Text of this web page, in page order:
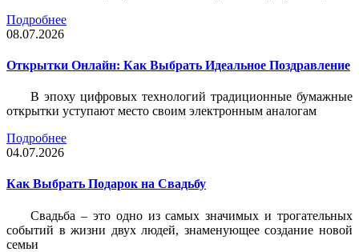
Подробнее
08.07.2026
Открытки Онлайн: Как Выбрать Идеальное Поздравление
В эпоху цифровых технологий традиционные бумажные
открытки уступают место своим электронным аналогам
Подробнее
04.07.2026
Как Выбрать Подарок на Свадьбу
Свадьба – это одно из самых значимых и трогательных
событий в жизни двух людей, знаменующее создание новой
семьи